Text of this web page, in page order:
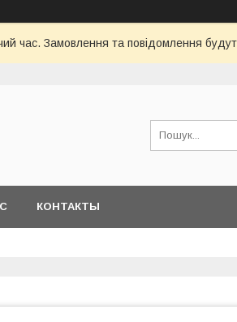
час. Замовлення та повідомлення
КОНТАКТЫ